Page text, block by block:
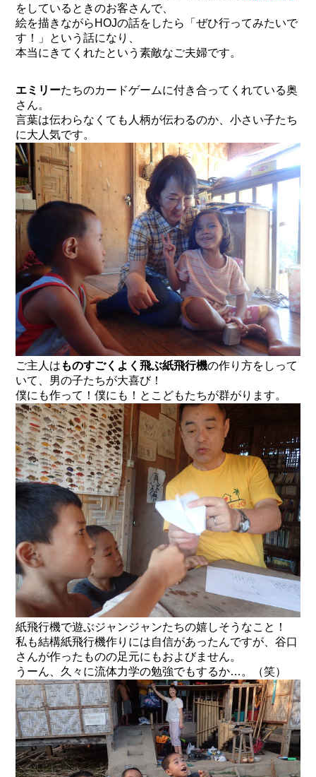
をしているときのお客さんで、
絵を描きながらHOJの話をしたら「ぜひ行ってみたいで
す！」という話になり、
本当にきてくれたという素敵なご夫婦です。
エミリーたちのカードゲームに付き合ってくれている奥
さん。
言葉は伝わらなくても人柄が伝わるのか、小さい子たち
に大人気です。
ご主人は ものすごくよく飛ぶ紙飛行機の作り方をしって
いて、男の子たちが大喜び！
僕にも作って！僕にも！とこどもたちが群がります。
紙飛行機で遊ぶジャンジャンたちの嬉しそうなこと！
私も結構紙飛行機作りには自信があったんですが、谷口
さんが作ったものの足元にもおよびません。
うーん、久々に流体力学の勉強でもするか…。（笑）